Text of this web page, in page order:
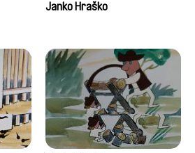
Janko Hraško